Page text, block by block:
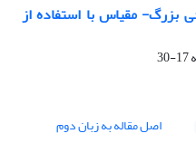
بزرگ- مقیاس با استفاده از
17-30
اصل مقاله به زبان دوم